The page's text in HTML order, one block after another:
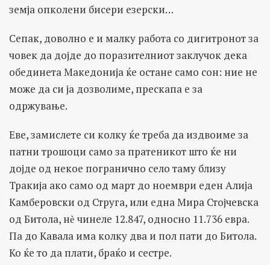
земја опколени бисери езерски…
Сепак, доволно е и малку работа со дигитронот за
човек да дојде до поразителниот заклучок дека
обединета Македонија ќе остане само сон: ние не
може да си ја дозволиме, прескапа е за
одржување.
Еве, замислете си колку ќе треба да издвоиме за
патни трошоци само за пратеникот што ќе ни
дојде од некое погранично село таму близу
Тракија ако само од март до ноември еден Алија
Камберовски од Струга, или една Мира Стојчевска
од Битола, нѐ чинеле 12.847, односно 11.736 евра.
Па до Кавала има колку два и пол пати до Битола.
Ко ќе то да плати, браќо и сестре.